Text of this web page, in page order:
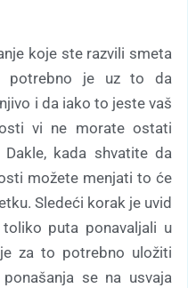
koje ste razvili smeta
potrebno je uz to da
i da iako to jeste vaš
vi ne morate ostati
Dakle, kada shvatite da
možete menjati to će
Sledeći korak je uvid
puta ponavaljali u
za to potrebno uložiti
se na usvaja